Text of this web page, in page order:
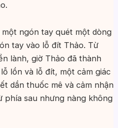
ngón tay quét một dòng
tay vào lỗ đít Thảo. Từ
lành, giờ Thảo đã thành
lồn và lỗ đít, một cảm giác
dần thuốc mê và cảm nhận
phía sau nhưng nàng không